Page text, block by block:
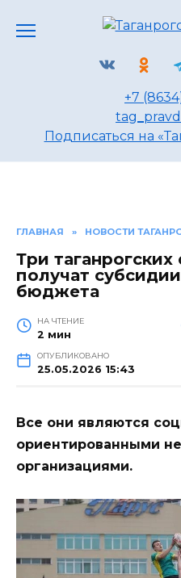
+7
Подписаться на
ГЛАВНАЯ » НОВОСТИ
Три таганрогских
получат
бюджета
НА ЧТЕНИЕ
2 мин
ОПУБЛИКОВАНО
25.05.2026 15:43
Все они являются
ориентированными
организациями.